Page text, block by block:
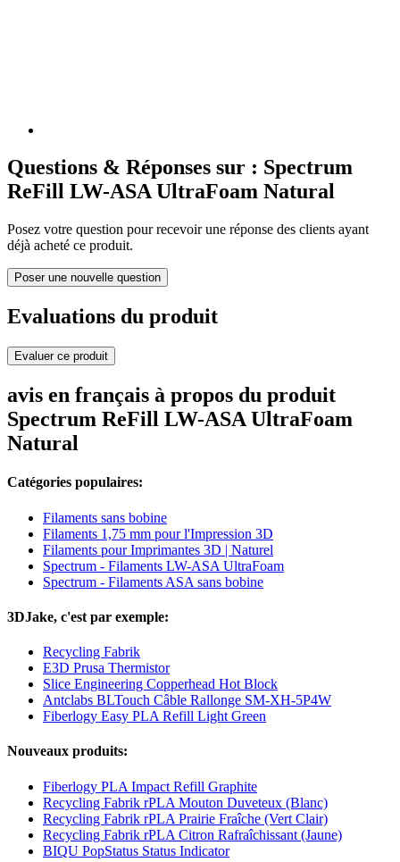
Questions & Réponses sur : Spectrum
ReFill LW-ASA UltraFoam Natural
Posez votre question pour recevoir une réponse des clients ayant
déjà acheté ce produit.
Poser une nouvelle question
Evaluations du produit
Evaluer ce produit
avis en français à propos du produit
Spectrum ReFill LW-ASA UltraFoam
Natural
Catégories populaires:
Filaments sans bobine
Filaments 1,75 mm pour l'Impression 3D
Filaments pour Imprimantes 3D | Naturel
Spectrum - Filaments LW-ASA UltraFoam
Spectrum - Filaments ASA sans bobine
3DJake, c'est par exemple:
Recycling Fabrik
E3D Prusa Thermistor
Slice Engineering Copperhead Hot Block
Antclabs BLTouch Câble Rallonge SM-XH-5P4W
Fiberlogy Easy PLA Refill Light Green
Nouveaux produits:
Fiberlogy PLA Impact Refill Graphite
Recycling Fabrik rPLA Mouton Duve­teux (Blanc)
Recycling Fabrik rPLA Prairie Fraîche (Vert Clair)
Recycling Fabrik rPLA Citron Rafraîchissant (Jaune)
BIQU PopStatus Status Indicator